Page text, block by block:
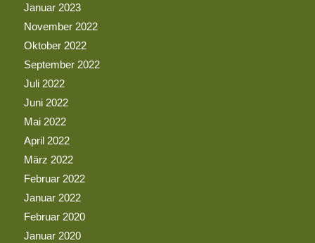
Januar 2023
November 2022
Oktober 2022
September 2022
Juli 2022
Juni 2022
Mai 2022
April 2022
März 2022
Februar 2022
Januar 2022
Februar 2020
Januar 2020